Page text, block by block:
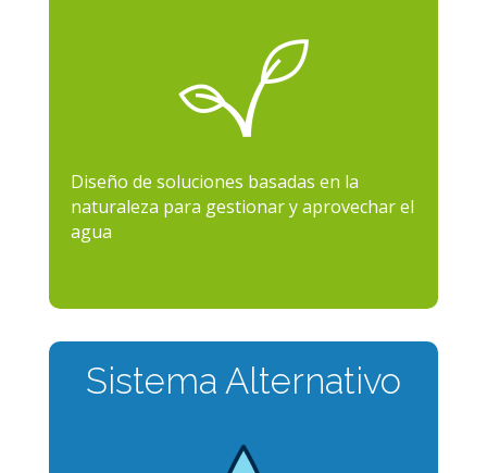
Diseño de soluciones basadas en la
naturaleza para gestionar y aprovechar el
agua
Sistema Alternativo